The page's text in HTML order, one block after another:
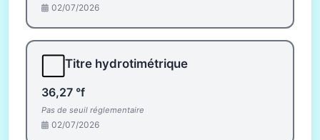
02/07/2026
Titre hydrotimétrique
36,27 °f
Pas de seuil réglementaire
02/07/2026